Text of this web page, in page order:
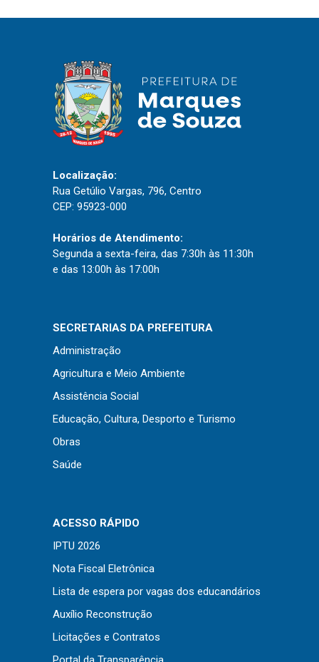
experiência mais relevante, lembrando suas
“Aceitar”, você concorda com o uso de TODOS os
cookies..
Localização:
Rua Getúlio Vargas, 796, Centro
CEP: 95923-000
Horários de Atendimento:
Segunda a sexta-feira, das 7:30h às 11:30h
e das 13:00h às 17:00h
SECRETARIAS DA PREFEITURA
Administração
Agricultura e Meio Ambiente
Assistência Social
Educação, Cultura, Desporto e Turismo
Obras
Saúde
ACESSO RÁPIDO
IPTU 2026
Nota Fiscal Eletrônica
Lista de espera por vagas dos educandários
Auxílio Reconstrução
Licitações e Contratos